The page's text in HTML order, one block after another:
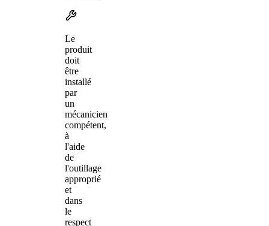
Le
produit
doit
être
installé
par
un
mécanicien
compétent,
à
l'aide
de
l'outillage
approprié
et
dans
le
respect